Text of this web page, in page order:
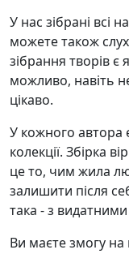
У нас зібрані всі
можете також
зібрання творів є
можливо, навіть
цікаво.
У кожного автора
колекції. Збірка
це то, чим жила
залишити після
така - з
Ви маєте змогу